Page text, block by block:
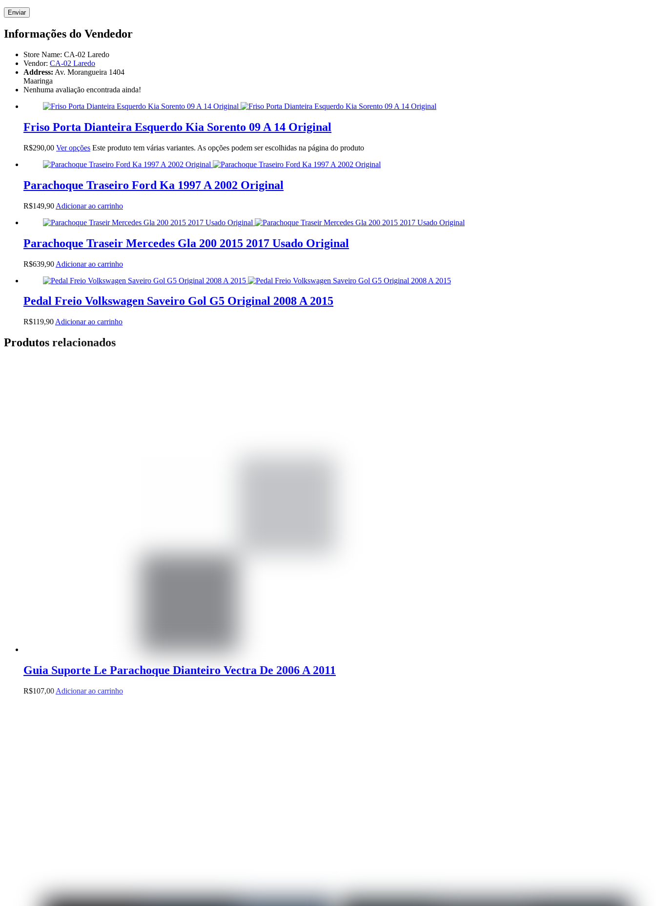
Informações do Vendedor
Store Name: CA-02 Laredo
Vendor: CA-02 Laredo
Address: Av. Morangueira 1404
Maaringa
Nenhuma avaliação encontrada ainda!
Friso Porta Dianteira Esquerdo Kia Sorento 09 A 14 Original
R$290,00 Ver opções Este produto tem várias variantes. As opções podem ser escolhidas na página do produto
Parachoque Traseiro Ford Ka 1997 A 2002 Original
R$149,90 Adicionar ao carrinho
Parachoque Traseir Mercedes Gla 200 2015 2017 Usado Original
R$639,90 Adicionar ao carrinho
Pedal Freio Volkswagen Saveiro Gol G5 Original 2008 A 2015
R$119,90 Adicionar ao carrinho
Produtos relacionados
Guia Suporte Le Parachoque Dianteiro Vectra De 2006 A 2011
R$107,00 Adicionar ao carrinho